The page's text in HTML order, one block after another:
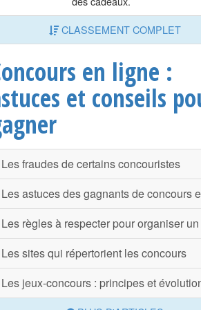
CLASSEMENT COMPLET
en ligne :
et conseils
Les fraudes de certains concouristes
Les sites qui répertorient les concours
Les jeux-concours : principes et